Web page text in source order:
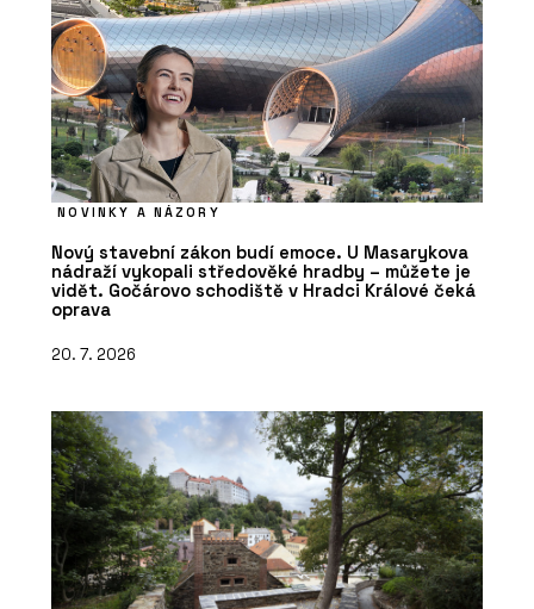
NOVINKY A NÁZORY
Nový stavební zákon budí emoce. U Masarykova
nádraží vykopali středověké hradby – můžete je
vidět. Gočárovo schodiště v Hradci Králové čeká
oprava
20. 7. 2026